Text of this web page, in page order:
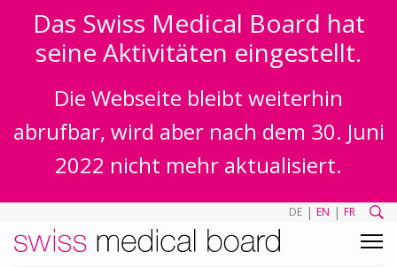
Das Swiss Medical Board hat
seine Aktivitäten eingestellt.
Die Webseite bleibt weiterhin
abrufbar, wird aber nach dem 30. Juni
2022 nicht mehr aktualisiert.
DE | EN | FR